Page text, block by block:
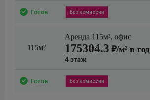
Готов Без комиссии
115м²
Аренда 115м², офис
175304.3 ₽/м² в год
4этаж
Готов Без комиссии